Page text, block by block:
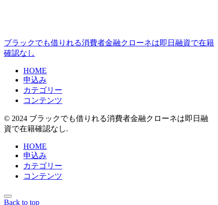
ブラックでも借りれる消費者金融クローネは即日融資で在籍
確認なし
HOME
申込み
カテゴリー
コンテンツ
© 2024 ブラックでも借りれる消費者金融クローネは即日融
資で在籍確認なし.
HOME
申込み
カテゴリー
コンテンツ
Back to top